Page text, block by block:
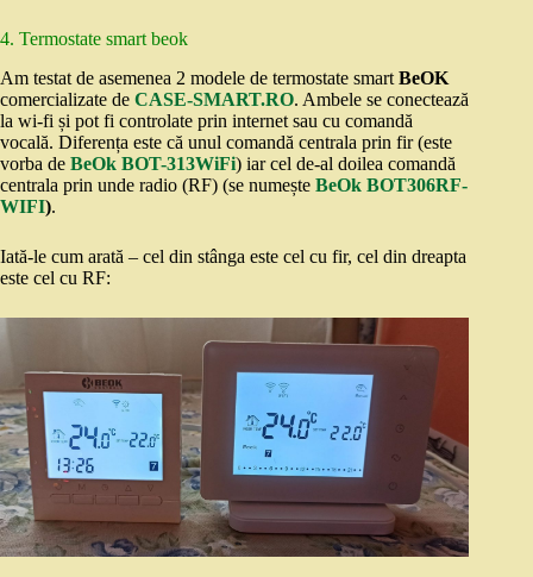
4. Termostate smart beok
Am testat de asemenea 2 modele de termostate smart BeOK
comercializate de CASE-SMART.RO. Ambele se conectează
la wi-fi și pot fi controlate prin internet sau cu comandă
vocală. Diferența este că unul comandă centrala prin fir (este
vorba de BeOk BOT-313WiFi) iar cel de-al doilea comandă
centrala prin unde radio (RF) (se numește BeOk BOT306RF-
WIFI).
Iată-le cum arată – cel din stânga este cel cu fir, cel din dreapta
este cel cu RF: